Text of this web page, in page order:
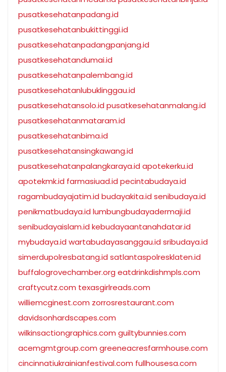
pusatkesehatanpadang.id
pusatkesehatanbukittinggi.id
pusatkesehatanpadangpanjang.id
pusatkesehatandumai.id
pusatkesehatanpalembang.id
pusatkesehatanlubuklinggau.id
pusatkesehatansolo.id pusatkesehatanmalang.id
pusatkesehatanmataram.id
pusatkesehatanbima.id
pusatkesehatansingkawang.id
pusatkesehatanpalangkaraya.id apotekerku.id
apotekmk.id farmasiuad.id pecintabudaya.id
ragambudayajatim.id budayakita.id senibudaya.id
penikmatbudaya.id lumbungbudayadermaji.id
senibudayaislam.id kebudayaantanahdatar.id
mybudaya.id wartabudayasanggau.id sribudaya.id
simerdupolresbatang.id satlantaspolresklaten.id
buffalogrovechamber.org eatdrinkdishmpls.com
craftycutz.com texasgirlreads.com
williemcginest.com zorrosrestaurant.com
davidsonhardscapes.com
wilkinsactiongraphics.com guiltybunnies.com
acemgmtgroup.com greeneacresfarmhouse.com
cincinnatiukrainianfestival.com fullhousesa.com